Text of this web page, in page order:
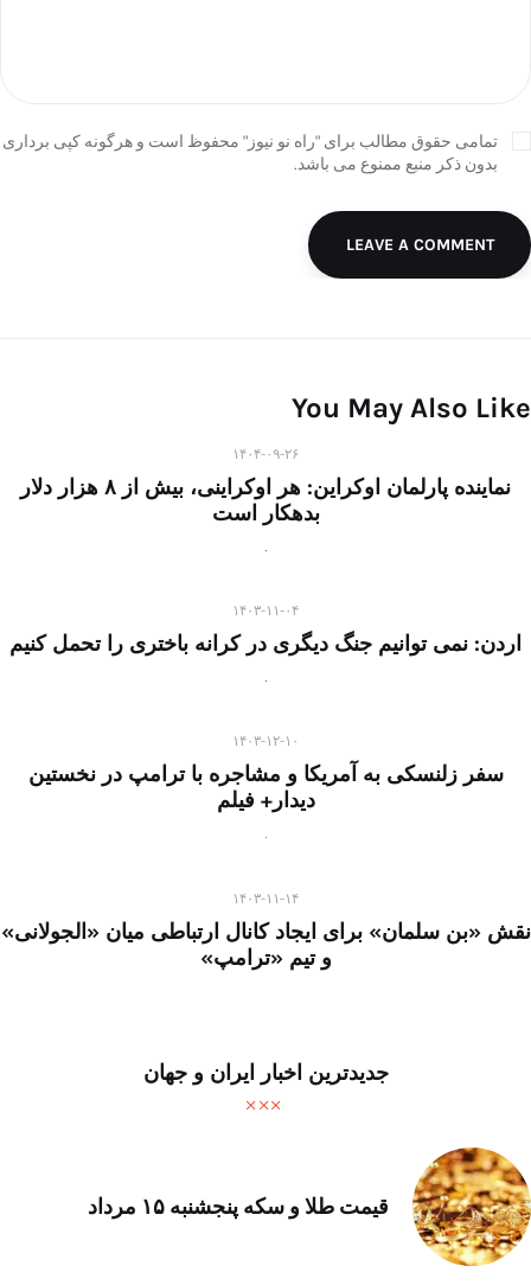
تمامی حقوق مطالب برای "راه نو نیوز" محفوظ است و هرگونه کپی برداری
بدون ذکر منبع ممنوع می باشد.
LEAVE A COMMENT
You May Also Like
۱۴۰۴-۰۹-۲۶
نماینده پارلمان اوکراین: هر اوکراینی، بیش از ۸ هزار دلار
بدهکار است
۱۴۰۳-۱۱-۰۴
اردن: نمی توانیم جنگ دیگری در کرانه باختری را تحمل کنیم
۱۴۰۳-۱۲-۱۰
سفر زلنسکی به آمریکا و مشاجره با ترامپ در نخستین
دیدار+ فیلم
۱۴۰۳-۱۱-۱۴
نقش «بن سلمان» برای ایجاد کانال ارتباطی میان «الجولانی»
و تیم «ترامپ»
جدیدترین اخبار ایران و جهان
قیمت طلا و سکه پنجشنبه ۱۵ مرداد